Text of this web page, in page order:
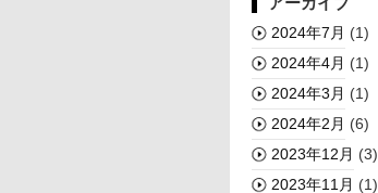
2024年7月 (1)
2024年4月 (1)
2024年3月 (1)
2024年2月 (6)
2023年12月 (3)
2023年11月 (1)